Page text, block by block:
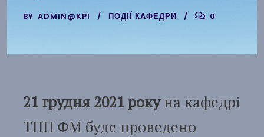
BY ADMIN@KPI ПОДІЇ КАФЕДРИ 0
21 грудня 2021 рокуна кафедрі
ТПП ФМ буде проведено